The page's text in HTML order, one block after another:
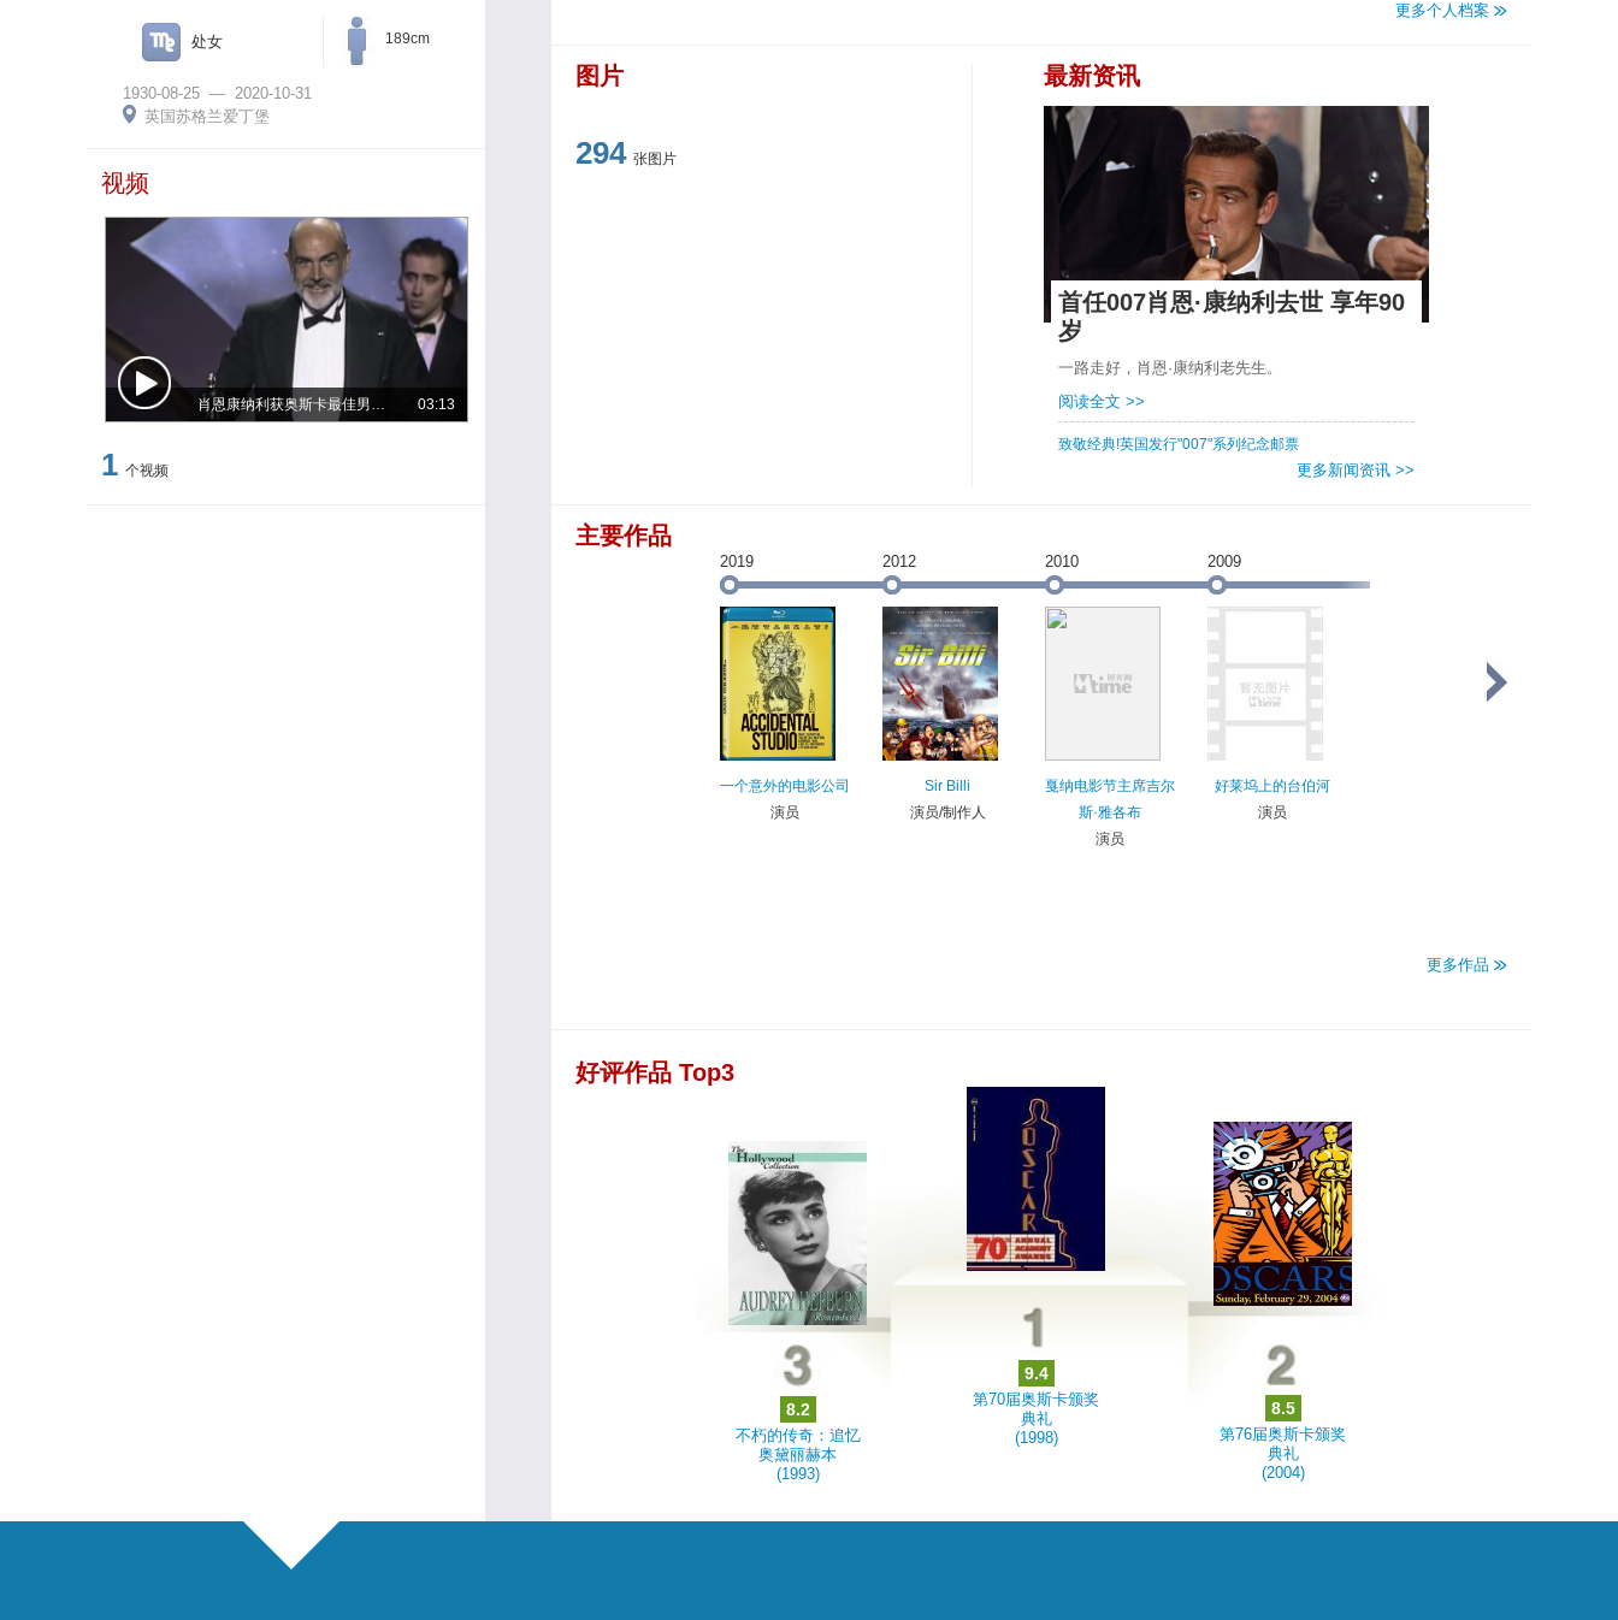
处女 189cm
1930-08-25 — 2020-10-31
英国苏格兰爱丁堡
视频
肖恩康纳利获奥斯卡最佳男配角奖 03:13
1 个视频
更多个人档案
图片
294 张图片
最新资讯
首任007肖恩·康纳利去世 享年90
岁
一路走好，肖恩·康纳利老先生。
阅读全文 >>
致敬经典!英国发行"007"系列纪念邮票
更多新闻资讯 >>
主要作品
2019
一个意外的电影公司
演员
2012
Sir Billi
演员/制作人
2010
戛纳电影节主席吉尔
斯·雅各布
演员
2009
好莱坞上的台伯河
演员
更多作品
好评作品 Top3
8.2
不朽的传奇：追忆
奥黛丽赫本
(1993)
9.4
第70届奥斯卡颁奖
典礼
(1998)
8.5
第76届奥斯卡颁奖
典礼
(2004)